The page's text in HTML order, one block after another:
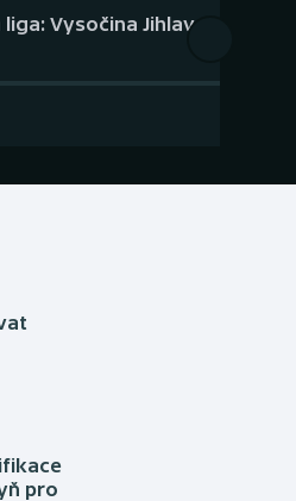
Vysočina Jihlava – Fotbal
pro